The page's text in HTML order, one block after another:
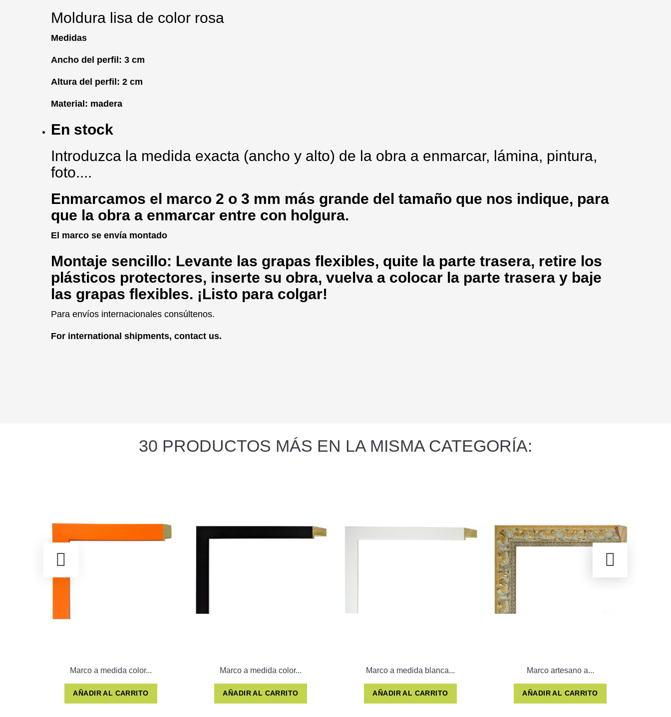
Moldura lisa de color rosa
Medidas
Ancho del perfil: 3 cm
Altura del perfil: 2 cm
Material: madera
En stock
Introduzca la medida exacta (ancho y alto) de la obra a enmarcar, lámina, pintura,
foto....
Enmarcamos el marco 2 o 3 mm más grande del tamaño que nos indique, para
que la obra a enmarcar entre con holgura.
El marco se envía montado
Montaje sencillo: Levante las grapas flexibles, quite la parte trasera, retire los
plásticos protectores, inserte su obra, vuelva a colocar la parte trasera y baje
las grapas flexibles. ¡Listo para colgar!
Para envíos internacionales consúltenos.
For international shipments, contact us.
30 PRODUCTOS MÁS EN LA MISMA CATEGORÍA:
Marco a medida color...
AÑADIR AL CARRITO
Marco a medida color...
AÑADIR AL CARRITO
Marco a medida blanca...
AÑADIR AL CARRITO
Marco artesano a...
AÑADIR AL CARRITO